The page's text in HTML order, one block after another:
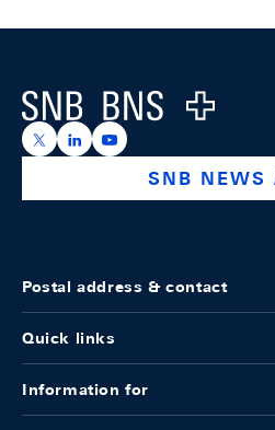
Logo
https://x.com/snb_bns
https://https://
SNB NEWS
Postal address & contact
Quick links
Information for